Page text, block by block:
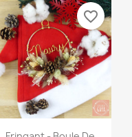
Aperçu rapide
favorite_border